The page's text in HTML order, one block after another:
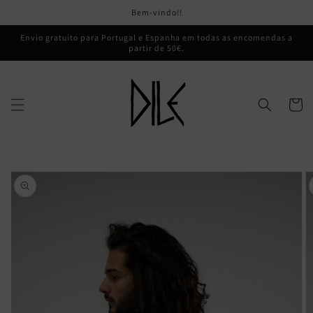
conteúdo
Bem-vindo!!
Envio gratuito para Portugal e Espanha em todas as encomendas a
partir de 50€.
a
informação